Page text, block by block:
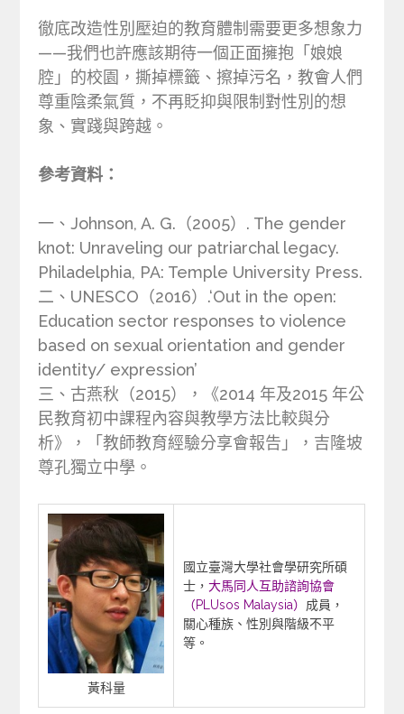
徹底改造性別壓迫的教育體制需要更多想象力
——我們也許應該期待一個正面擁抱「娘娘
腔」的校園，撕掉標籤、擦掉污名，教會人們
尊重陰柔氣質，不再貶抑與限制對性別的想
象、實踐與跨越。
參考資料：
一、Johnson, A. G.（2005）. The gender
knot: Unraveling our patriarchal legacy.
Philadelphia, PA: Temple University Press.
二、UNESCO（2016）.‘Out in the open:
Education sector responses to violence
based on sexual orientation and gender
identity/ expression’
三、古燕秋（2015），《2014 年及2015 年公
民教育初中課程內容與教學方法比較與分
析》，「教師教育經驗分享會報告」，吉隆坡
尊孔獨立中學。
黃科量
國立臺灣大學社會學研究所碩
士，大馬同人互助諮詢協會
（PLUsos Malaysia） 成員，
關心種族、性別與階級不平
等。